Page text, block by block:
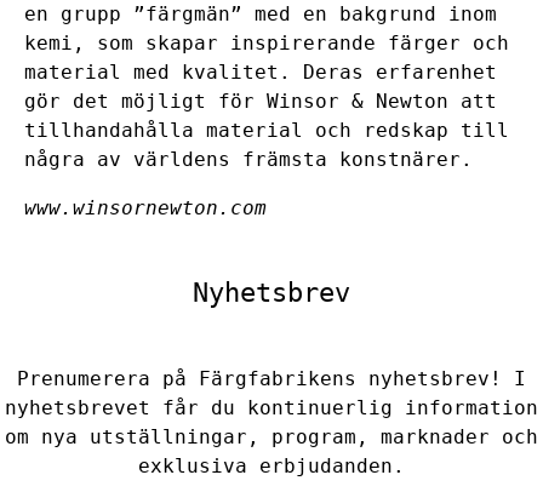
en grupp ”färgmän” med en bakgrund inom
kemi, som skapar inspirerande färger och
material med kvalitet. Deras erfarenhet
gör det möjligt för Winsor & Newton att
tillhandahålla material och redskap till
några av världens främsta konstnärer.
www.winsornewton.com
Nyhetsbrev
Prenumerera på Färgfabrikens nyhetsbrev! I
nyhetsbrevet får du kontinuerlig information
om nya utställningar, program, marknader och
exklusiva erbjudanden.